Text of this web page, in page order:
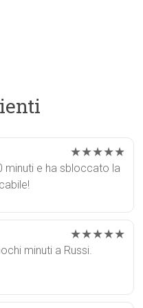
★★★★★
minuti e ha sbloccato la
★★★★★
minuti a Russi.